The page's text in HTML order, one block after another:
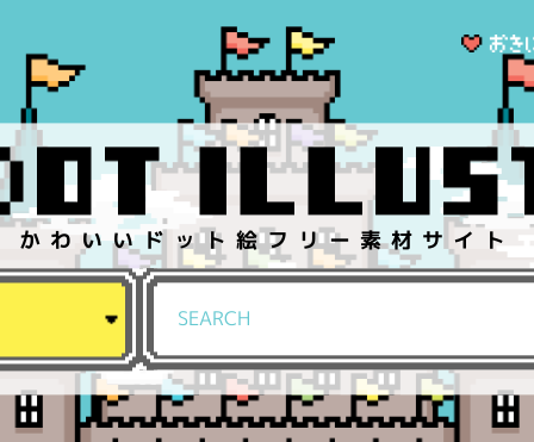
かわいいドット絵フリー素材サイト